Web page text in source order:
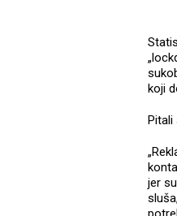
koji
Pitali
jer